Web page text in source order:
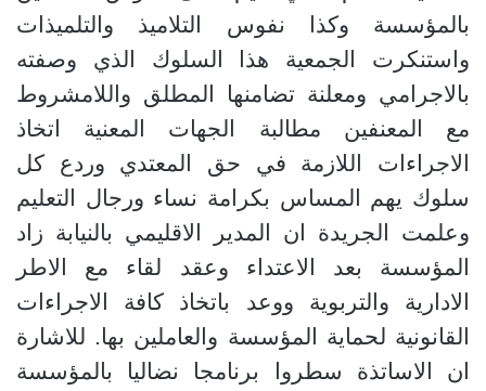
بالمؤسسة وكذا نفوس التلاميذ والتلميذات
واستنكرت الجمعية هذا السلوك الذي وصفته
بالاجرامي ومعلنة تضامنها المطلق واللامشروط
مع المعنفين مطالبة الجهات المعنية اتخاذ
الاجراءات اللازمة في حق المعتدي وردع كل
سلوك يهم المساس بكرامة نساء ورجال التعليم
وعلمت الجريدة ان المدير الاقليمي بالنيابة زاد
المؤسسة بعد الاعتداء وعقد لقاء مع الاطر
الادارية والتربوية ووعد باتخاذ كافة الاجراءات
القانونية لحماية المؤسسة والعاملين بها. للاشارة
ان الاساتذة سطروا برنامجا نضاليا بالمؤسسة